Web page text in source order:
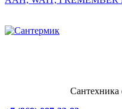
Сантехника